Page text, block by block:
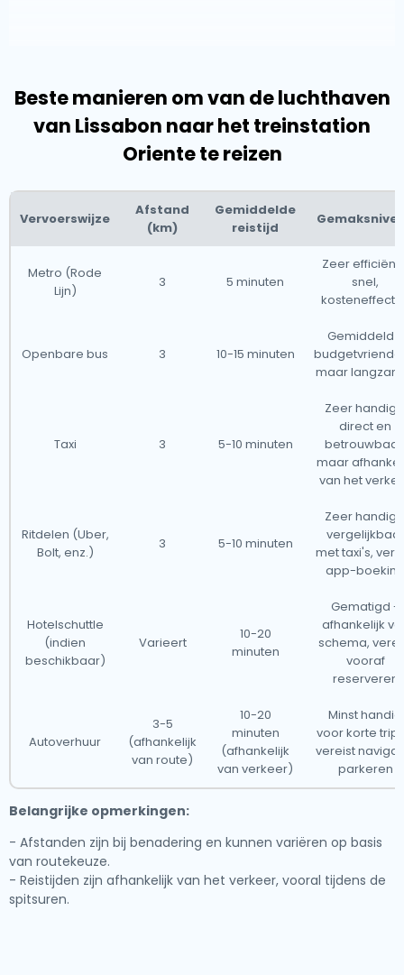
Beste manieren om van de luchthaven
van Lissabon naar het treinstation
Oriente te reizen
Vervoerswijze
Afstand
(km)
Gemiddelde
reistijd
Metro (Rode
Lijn)
3 5 minuten
Zeer efficiënt
snel,
Openbare bus 3 10-15 minuten
Gemiddeld -
maar
Taxi 3 5-10 minuten
Zeer handig
direct en
maar
van het
Ritdelen (Uber,
Bolt, enz.)
3 5-10 minuten
Zeer handig
vergelijkbaar
met taxi's,
app-boeking
Hotelschuttle
(indien
beschikbaar)
Varieert
10-20
minuten
Gematigd -
afhankelijk
schema,
vooraf
reserveren
Autoverhuur
3-5
(afhankelijk
van route)
10-20
minuten
(afhankelijk
van verkeer)
Minst handig
voor korte
vereist
parkeren
Belangrijke opmerkingen:
- Afstanden zijn bij benadering en kunnen variëren op basis
van routekeuze.
- Reistijden zijn afhankelijk van het verkeer, vooral tijdens de
spitsuren.